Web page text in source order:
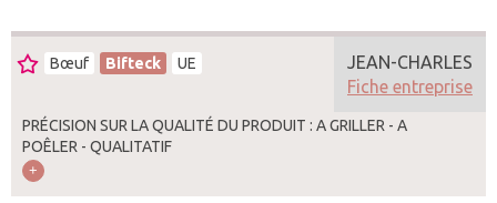
Bœuf Bifteck UE
PRÉCISION SUR LA QUALITÉ DU PRODUIT : A GRILLER - A
POÊLER - QUALITATIF
JEAN-CHARLES
Fiche entreprise